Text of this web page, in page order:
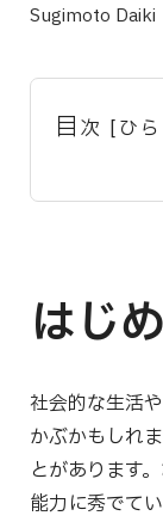
Sugimoto Daiki
目 次 [ひ
はじ
社会的な生活
かぶかもしれ
とがあります
能力に秀でて